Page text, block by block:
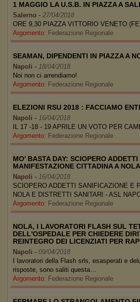
1 MAGGIO LA U.S.B. IN PIAZZA A
Salerno - 27/04/2018
ORE 9,30 PIAZZA VITTORIO VENETO
Argomento: Federazione Regionale
SEAMAN, DIPENDENTI IN PIAZZA A
Napoli - 18/04/2018
Noi non ci arrendiamo!
Argomento: Federazione Regionale
ELEZIONI RSU 2018 : FACCIAMO
Napoli - 16/04/2018
IL 17 -18 - 19 APRILE UN VOTO PER
Argomento: Federazione Regionale
MO' BASTA DAY: SCIOPERO
MANIFESTAZIONE CITTADINA A NOLA
Napoli - 16/04/2018
SCIOPERO ADDETTI SANIFICAZIONE E
NOLA E DISTRETTI SANITARI - ASL
Argomento: Federazione Regionale
NOLA, I LAVORATORI FLASH SUL
DELL'OSPEDALE PER CHIEDERE
REINTEGRO DEI LICENZIATI PER
Napoli - 09/04/2018
I lavoratori della Flash srls, esasperati e
risposte, sono saliti questa…
Argomento: Federazione Regionale